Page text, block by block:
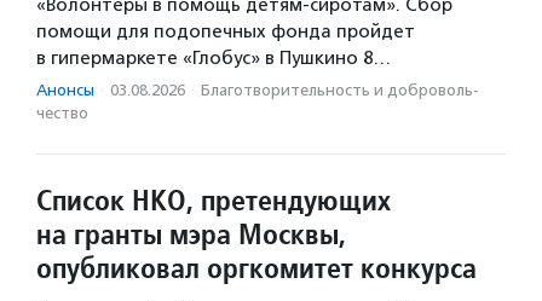
«Волонтеры в помощь детям-сиротам». Сбор
помощи для подопечных фонда пройдет
в гипермаркете «Глобус» в Пушкино 8…
Анонсы · 03.08.2026 · Благотвори­тель­ность и доброволь­
чест­во
Список НКО, претендующих
на гранты мэра Москвы,
опубликовал оргкомитет конкурса